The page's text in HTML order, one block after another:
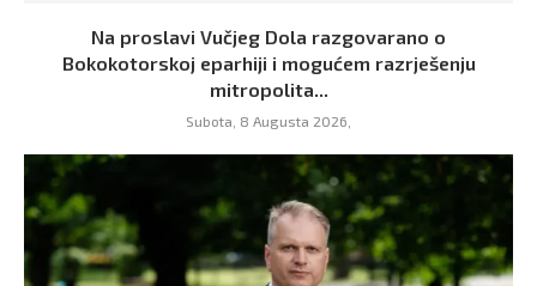
Na proslavi Vučjeg Dola razgovarano o
Bokokotorskoj eparhiji i mogućem razrješenju
mitropolita...
Subota, 8 Augusta 2026,